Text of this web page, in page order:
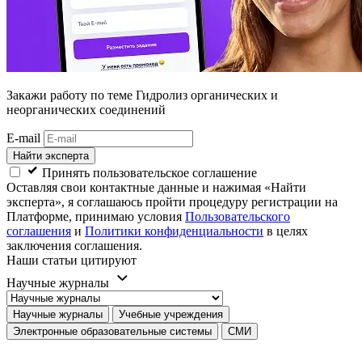
Закажи работу по теме Гидролиз органических и
неорганических соединений
E-mail
Найти эксперта
Принять пользовательское соглашение
Оставляя свои контактные данные и нажимая «Найти
эксперта», я соглашаюсь пройти процедуру регистрации на
Платформе, принимаю условия Пользовательского
соглашения и Политики конфиденциальности в целях
заключения соглашения.
Наши статьи цитируют
Научные журналы
Научные журналы
Учебные учреждения
Электронные образовательные системы
СМИ